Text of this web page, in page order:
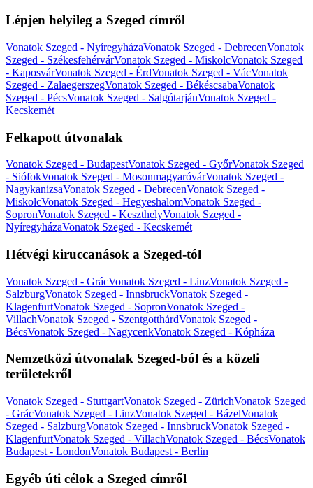
Lépjen helyileg a Szeged címről
Vonatok Szeged - NyíregyházaVonatok Szeged - DebrecenVonatok
Szeged - SzékesfehérvárVonatok Szeged - MiskolcVonatok Szeged
- KaposvárVonatok Szeged - ÉrdVonatok Szeged - VácVonatok
Szeged - ZalaegerszegVonatok Szeged - BékéscsabaVonatok
Szeged - PécsVonatok Szeged - SalgótarjánVonatok Szeged -
Kecskemét
Felkapott útvonalak
Vonatok Szeged - BudapestVonatok Szeged - GyőrVonatok Szeged
- SiófokVonatok Szeged - MosonmagyaróvárVonatok Szeged -
NagykanizsaVonatok Szeged - DebrecenVonatok Szeged -
MiskolcVonatok Szeged - HegyeshalomVonatok Szeged -
SopronVonatok Szeged - KeszthelyVonatok Szeged -
NyíregyházaVonatok Szeged - Kecskemét
Hétvégi kiruccanások a Szeged-tól
Vonatok Szeged - GrácVonatok Szeged - LinzVonatok Szeged -
SalzburgVonatok Szeged - InnsbruckVonatok Szeged -
KlagenfurtVonatok Szeged - SopronVonatok Szeged -
VillachVonatok Szeged - SzentgotthárdVonatok Szeged -
BécsVonatok Szeged - NagycenkVonatok Szeged - Kópháza
Nemzetközi útvonalak Szeged-ból és a közeli
területekről
Vonatok Szeged - StuttgartVonatok Szeged - ZürichVonatok Szeged
- GrácVonatok Szeged - LinzVonatok Szeged - BázelVonatok
Szeged - SalzburgVonatok Szeged - InnsbruckVonatok Szeged -
KlagenfurtVonatok Szeged - VillachVonatok Szeged - BécsVonatok
Budapest - LondonVonatok Budapest - Berlin
Egyéb úti célok a Szeged címről